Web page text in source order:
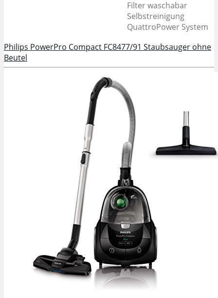
Filter waschabar
Selbstreinigung
QuattroPower System
Philips PowerPro Compact FC8477/91 Staubsauger ohne
Beutel